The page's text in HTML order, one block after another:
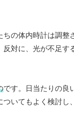
の体内時計は調整
対に、光が不足す
です。日当たりの良
いてもよく検討し